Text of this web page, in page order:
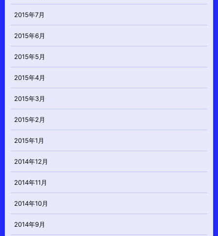
2015年7月
2015年6月
2015年5月
2015年4月
2015年3月
2015年2月
2015年1月
2014年12月
2014年11月
2014年10月
2014年9月